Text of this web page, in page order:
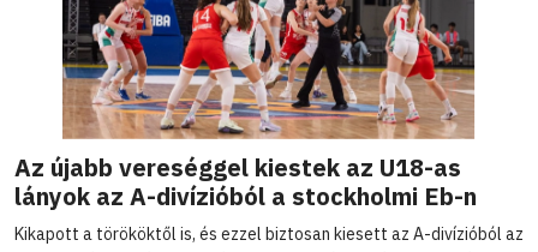
Az újabb vereséggel kiestek az U18-as
lányok az A-divízióból a stockholmi Eb-n
Kikapott a törököktől is, és ezzel biztosan kiesett az A-divízióból az